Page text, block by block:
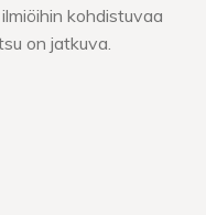
kohdistuvaa
on jatkuva.